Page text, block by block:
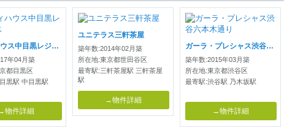
シティハウス中目黒レジデンス
年04月築
都目黒区
黒駅 中目黒駅
物件詳細
ユニテラス三軒茶屋
築年数:2014年02月築
所在地:東京都世田谷区
最寄駅:三軒茶屋駅 三軒茶屋
駅
→物件詳細
ガーラ・プレシャス渋谷六本木通り
築年数:2015年03月築
所在地:東京都渋谷区
最寄駅:渋谷駅 乃木坂駅
→物件詳細